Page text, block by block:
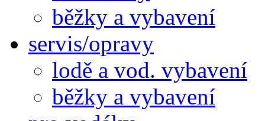
běžky a vybavení
servis/opravy
lodě a vod. vybavení
běžky a vybavení